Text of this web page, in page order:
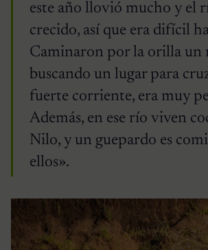
este año llovió mucho y el
crecido, así que era difícil
Caminaron por la orilla un
buscando un lugar para
fuerte corriente, era muy
Además, en ese río viven
Nilo, y un guepardo es
ellos».